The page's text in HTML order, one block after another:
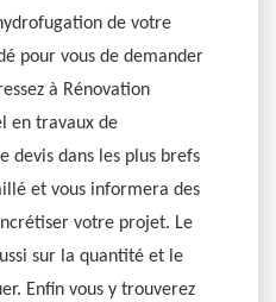
de votre
pour vous de demander
à Rénovation
en travaux de
devis dans les plus brefs
et vous informera des
votre projet. Le
sur la quantité et le
Enfin vous y trouverez